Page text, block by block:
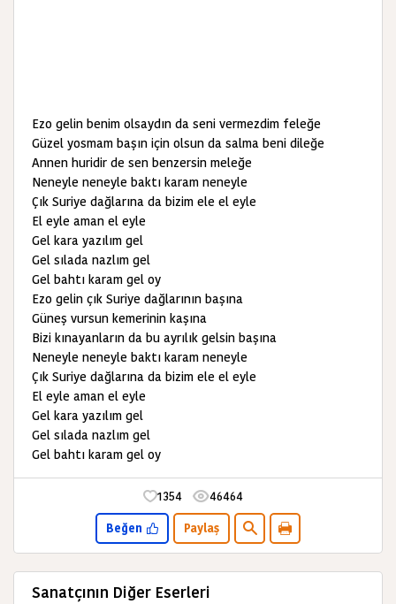
Ezo gelin benim olsaydın da seni vermezdim feleğe
Güzel yosmam başın için olsun da salma beni dileğe
Annen huridir de sen benzersin meleğe
Neneyle neneyle baktı karam neneyle
Çık Suriye dağlarına da bizim ele el eyle
El eyle aman el eyle
Gel kara yazılım gel
Gel sılada nazlım gel
Gel bahtı karam gel oy
Ezo gelin çık Suriye dağlarının başına
Güneş vursun kemerinin kaşına
Bizi kınayanların da bu ayrılık gelsin başına
Neneyle neneyle baktı karam neneyle
Çık Suriye dağlarına da bizim ele el eyle
El eyle aman el eyle
Gel kara yazılım gel
Gel sılada nazlım gel
Gel bahtı karam gel oy
1354 46464
Beğen Paylaş
Sanatçının Diğer Eserleri